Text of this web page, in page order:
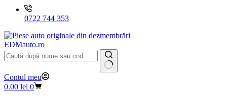
0722 744 353
EDMauto.ro
Niciun
rezultat
Contul meu
Coș
0.00 lei 0